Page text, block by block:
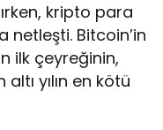
kripto para
netleşti. Bitcoin’in
ilk çeyreğinin,
yılın en kötü